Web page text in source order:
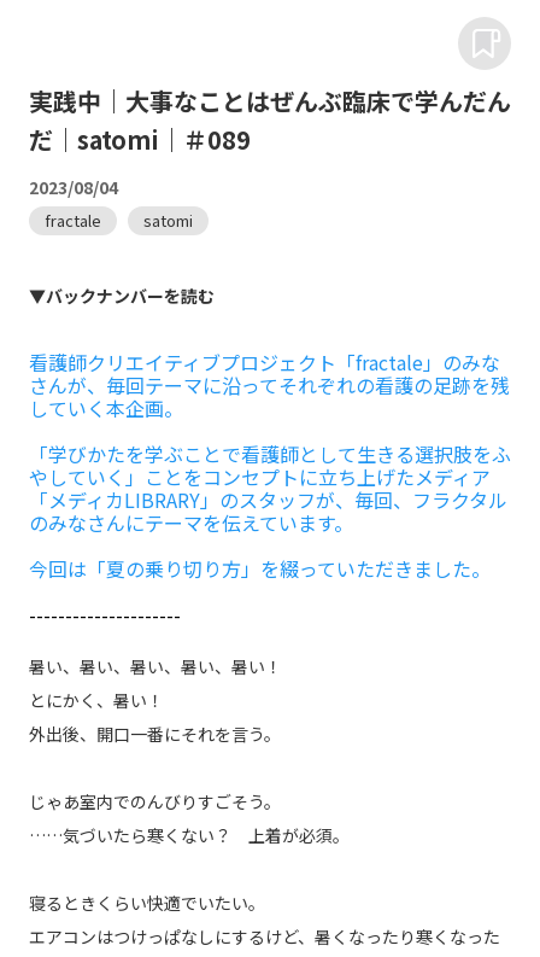
実践中｜大事なことはぜんぶ臨床で学んだん
だ｜satomi｜＃089
2023/08/04
fractale satomi
▼バックナンバーを読む
看護師クリエイティブプロジェクト「fractale」のみな
さんが、毎回テーマに沿ってそれぞれの看護の足跡を残
していく本企画。
「学びかたを学ぶことで看護師として生きる選択肢をふ
やしていく」ことをコンセプトに立ち上げたメディア
「メディカLIBRARY」のスタッフが、毎回、フラクタル
のみなさんにテーマを伝えています。
今回は「夏の乗り切り方」を綴っていただきました。
---------------------
暑い、暑い、暑い、暑い、暑い！
とにかく、暑い！
外出後、開口一番にそれを言う。
じゃあ室内でのんびりすごそう。
……気づいたら寒くない？ 上着が必須。
寝るときくらい快適でいたい。
エアコンはつけっぱなしにするけど、暑くなったり寒くなった